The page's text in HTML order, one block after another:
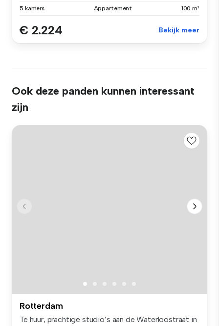
5 kamers Appartement 100 m²
€ 2.224 Bekijk meer
Ook deze panden kunnen interessant
zijn
Rotterdam
Te huur, prachtige studio’s aan de Waterloostraat in